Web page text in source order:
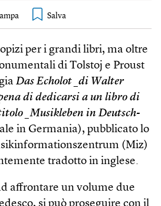
per i grandi libri, ma oltre
di Tolstoj e Proust
Das Echolot _di Walter
di dedicarsi a un libro di
_Musikleben in Deutsch­
in Germania), pubblicato lo
(Miz)
tradotto in inglese.
affrontare un volume due